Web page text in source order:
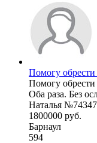
Помогу обрести
Помогу обрести
Оба раза. Без
Наталья №74347
1800000 руб.
Барнаул
594